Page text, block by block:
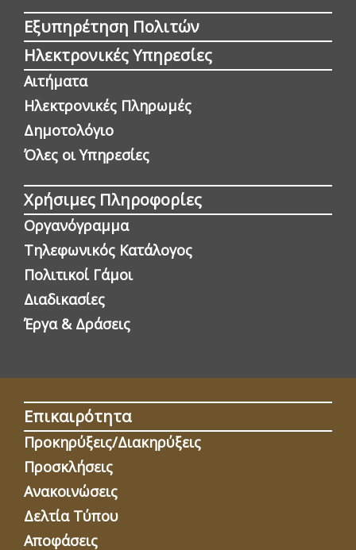
Εξυπηρέτηση Πολιτών
Ηλεκτρονικές Υπηρεσίες
Αιτήματα
Ηλεκτρονικές Πληρωμές
Δημοτολόγιο
Όλες οι Yπηρεσίες
Χρήσιμες Πληροφορίες
Οργανόγραμμα
Τηλεφωνικός Κατάλογος
Πολιτικοί Γάμοι
Διαδικασίες
Έργα & Δράσεις
Επικαιρότητα
Προκηρύξεις/Διακηρύξεις
Προσκλήσεις
Ανακοινώσεις
Δελτία Τύπου
Αποφάσεις